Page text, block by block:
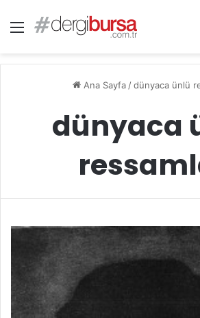
Menü
Ana Sayfa /dünyaca ünlü
dünyaca